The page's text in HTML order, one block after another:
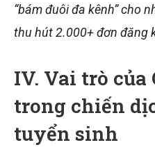
“bám đuôi đa kênh” cho
thu hút 2.000+ đơn đăng
IV. Vai trò của
trong chiến
tuyển sinh